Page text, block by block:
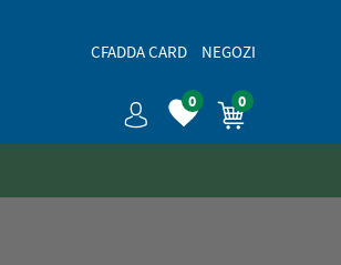
CFADDA CARD NEGOZI
0 0